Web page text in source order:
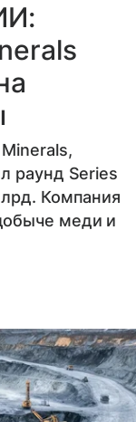
раунд Series
Компания
меди и